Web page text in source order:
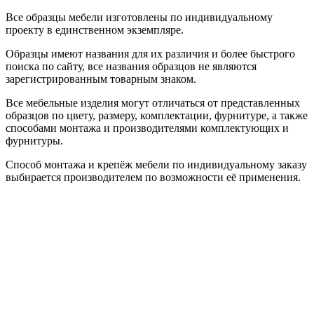
Все образцы мебели изготовлены по индивидуальному
проекту в единственном экземпляре.
Образцы имеют названия для их различия и более быстрого
поиска по сайту, все названия образцов не являются
зарегистрированным товарным знаком.
Все мебельные изделия могут отличаться от представленных
образцов по цвету, размеру, комплектации, фурнитуре, а также
способами монтажа и производителями комплектующих и
фурнитуры.
Способ монтажа и крепёж мебели по индивидуальному заказу
выбирается производителем по возможности её применения.